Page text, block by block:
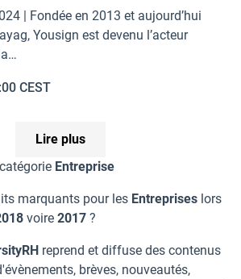
| Fondée en 2013 et aujourd’hui
Yousign est devenu l’acteur
CEST
Lire plus
Entreprise
marquants pour les Entreprises lors
voire 2017 ?
reprend et diffuse des contenus
brèves, nouveautés,